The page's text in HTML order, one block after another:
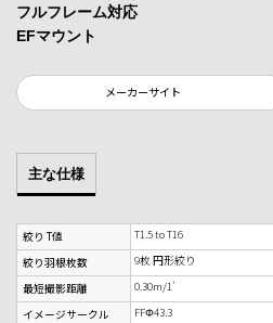
フルフレーム対応
EFマウント
メーカーサイト
主な仕様
絞り T値
T1.5 to T16
絞り羽根枚数
9枚 円形絞り
最短撮影距離
0.30m/1'
イメージサークル
FFΦ43.3